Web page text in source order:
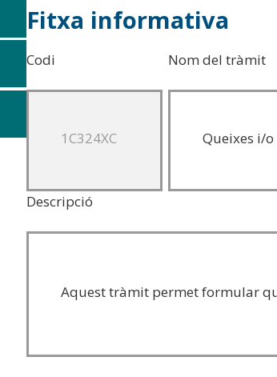
Fitxa informativa
Codi
1C324XC
Nom del tràmit
Queixes i/
Descripció
Aquest tràmit permet formular